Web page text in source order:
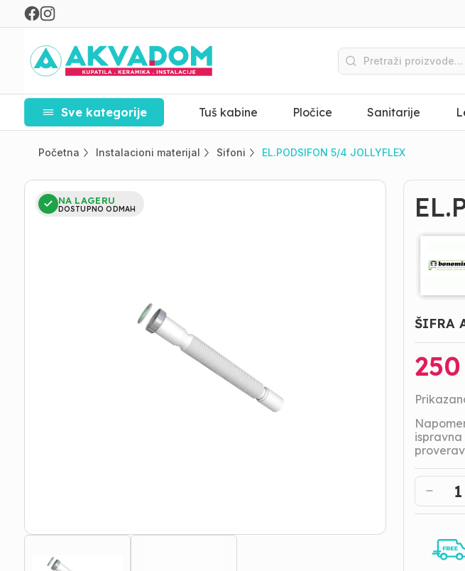
Sve kategorije Tuš kabine Pločice Sanitarije
Početna Instalacioni materijal Sifoni EL.PODSIFON 5/4 JOLLYFLEX
NA LAGERU
DOSTUPNO ODMAH
ŠIFRA
250
1